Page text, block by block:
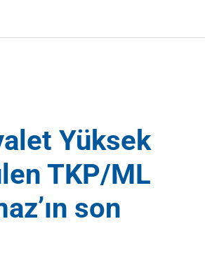
Yüksek
TKP/ML
son